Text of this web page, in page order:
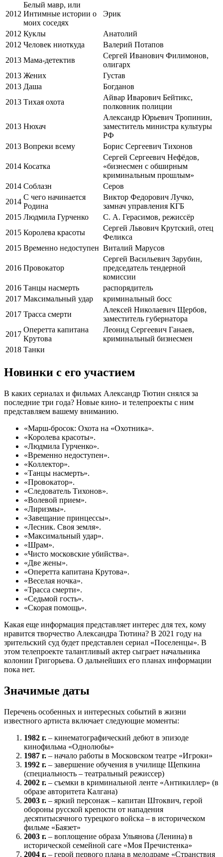
2012
Белый мавр, или
Интимные истории о
моих соседях
Эрик
2012 Куклы
Анатолий
2012 Человек ниоткуда
Валерий Потапов
2013 Мама-детектив
Сергей Иванович Филимонов,
олигарх
2013 Жених
Густав
2013 Даша
Богданов
2013 Тихая охота
Айвар Иварович Бейтикс,
полковник полиции
2013 Нюхач
Александр Юрьевич Тропинин,
заместитель министра культуры
РФ
2013 Вопреки всему Борис Сергеевич Тихонов
2014 Косатка
Сергей Сергеевич Нефёдов,
«бизнесмен с обширным
криминальным прошлым»
2014 Соблазн
Серов
2014
С чего начинается
Родина
Виктор Федорович Лучко,
замнач управления КГБ
2015 Людмила Гурченко
С. А. Герасимов, режиссёр
2015 Королева красоты
Сергей Львович Крутский, отец
Феликса
2015 Временно недоступен Виталий Марусов
2016 Провокатор
Сергей Васильевич Зарубин,
председатель тендерной
комиссии
2016 Танцы насмерть
распорядитель
2017 Максимальный удар
криминальный босс
2017 Трасса смерти
Алексей Николаевич Щербов,
заместитель губернатора
2017
Оперетта капитана
Крутова
Леонид Сергеевич Ганаев,
криминальный бизнесмен
2018 Танки
Новинки с его участием
В каких сериалах и фильмах Александр Тютин снялся за
последние три года? Новые кино- и телепроекты с ним
представляем вашему вниманию.
«Марш-бросок: Охота на «Охотника».
«Королева красоты».
«Людмила Гурченко».
«Временно недоступен».
«Коллектор».
«Танцы насмерть».
«Провокатор».
«Следователь Тихонов».
«Волевой прием».
«Лиризмы».
«Завещание принцессы».
«Лесник. Своя земля».
«Максимальный удар».
«Шрам».
«Чисто московские убийства».
«Две жены».
«Оперетта капитана Крутова».
«Веселая ночка».
«Трасса смерти».
«Седьмой гость».
«Скорая помощь».
Какая еще информация представляет интерес для тех, кому
нравится творчество Александра Тютина? В 2021 году на
зрительский суд будет представлен сериал «Поселенцы». В
этом телепроекте талантливый актер сыграет начальника
колонии Григорьева. О дальнейших его планах информации
пока нет.
Значимые даты
Перечень особенных и интересных событий в жизни
известного артиста включает следующие моменты:
1982 г. – кинематографический дебют в эпизоде
кинофильма «Однолюбы»
1987 г. – начало работы в Московском театре «Игроки»
1992 г. – завершение обучения в училище Щепкина
(специальность – театральный режиссер)
2002 г. – съемки в криминальной ленте «Антикиллер» (в
образе авторитета Калгана)
2003 г. – яркий персонаж – капитан Штоквич, герой
обороны русской крепости от нападения
десятитысячного турецкого войска – в историческом
фильме «Баязет»
2003 г. – воплощение образа Ульянова (Ленина) в
исторической семейной саге «Моя Пречистенка»
2004 г. – герой первого плана в мелодраме «Странствия